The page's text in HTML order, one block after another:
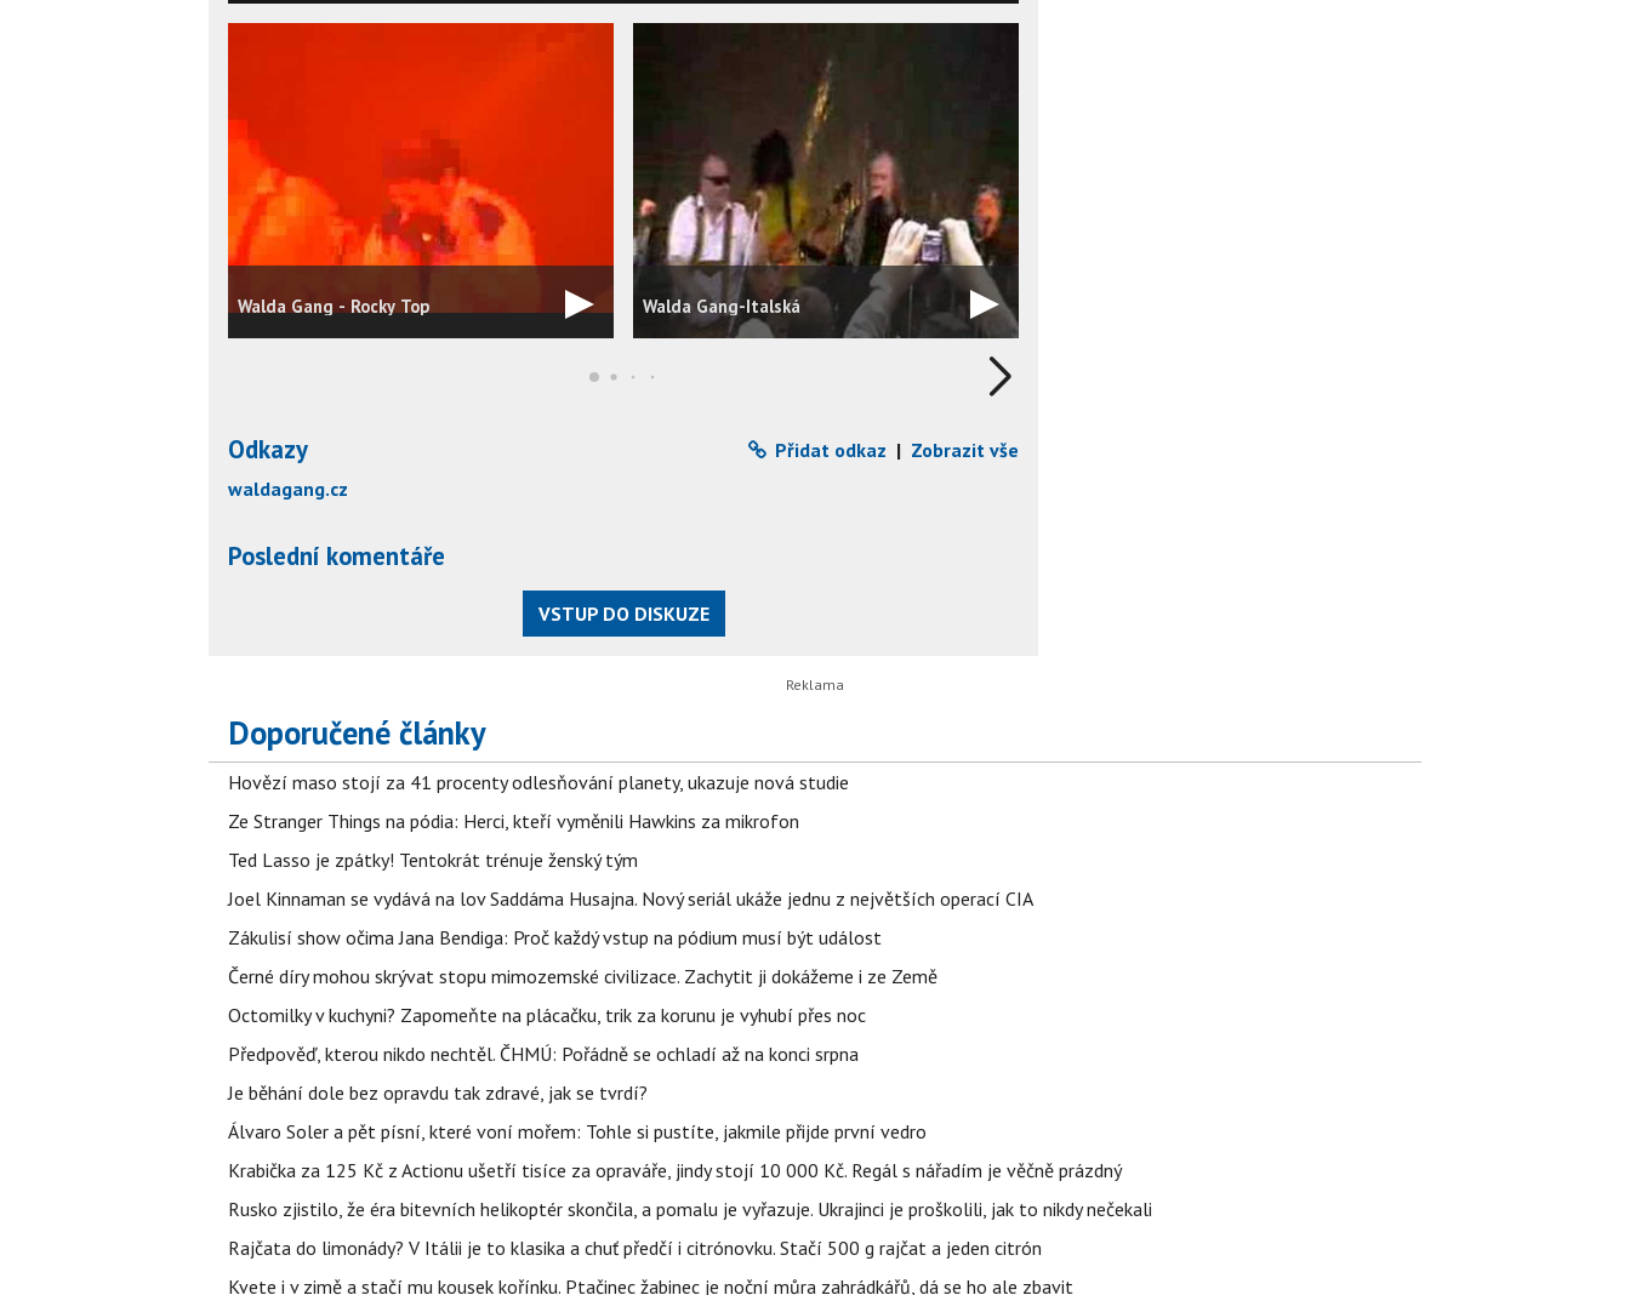
Walda Gang - Rocky Top Walda Gang-Italská
Odkazy Přidat odkaz | Zobrazit vše
waldagang.cz
Poslední komentáře
VSTUP DO DISKUZE
Doporučené články
Hovězí maso stojí za 41 procenty odlesňování planety, ukazuje nová studie
Ze Stranger Things na pódia: Herci, kteří vyměnili Hawkins za mikrofon
Ted Lasso je zpátky! Tentokrát trénuje ženský tým
Joel Kinnaman se vydává na lov Saddáma Husajna. Nový seriál ukáže jednu z největších operací CIA
Zákulisí show očima Jana Bendiga: Proč každý vstup na pódium musí být událost
Černé díry mohou skrývat stopu mimozemské civilizace. Zachytit ji dokážeme i ze Země
Octomilky v kuchyni? Zapomeňte na plácačku, trik za korunu je vyhubí přes noc
Předpověď, kterou nikdo nechtěl. ČHMÚ: Pořádně se ochladí až na konci srpna
Je běhání dole bez opravdu tak zdravé, jak se tvrdí?
Álvaro Soler a pět písní, které voní mořem: Tohle si pustíte, jakmile přijde první vedro
Krabička za 125 Kč z Actionu ušetří tisíce za opraváře, jindy stojí 10 000 Kč. Regál s nářadím je věčně prázdný
Rusko zjistilo, že éra bitevních helikoptér skončila, a pomalu je vyřazuje. Ukrajinci je proškolili, jak to nikdy nečekali
Rajčata do limonády? V Itálii je to klasika a chuť předčí i citrónovku. Stačí 500 g rajčat a jeden citrón
Kvete i v zimě a stačí mu kousek kořínku. Ptačinec žabinec je noční můra zahrádkářů, dá se ho ale zbavit